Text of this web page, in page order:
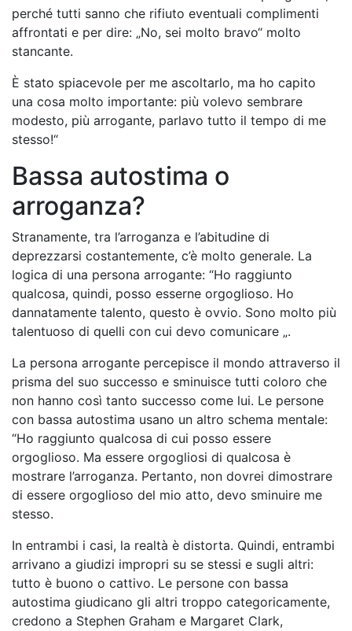
perché tutti sanno che rifiuto eventuali complimenti
affrontati e per dire: „No, sei molto bravo“ molto
stancante.
È stato spiacevole per me ascoltarlo, ma ho capito
una cosa molto importante: più volevo sembrare
modesto, più arrogante, parlavo tutto il tempo di me
stesso!“
Bassa autostima o
arroganza?
Stranamente, tra l’arroganza e l’abitudine di
deprezzarsi costantemente, c’è molto generale. La
logica di una persona arrogante: “Ho raggiunto
qualcosa, quindi, posso esserne orgoglioso. Ho
dannatamente talento, questo è ovvio. Sono molto più
talentuoso di quelli con cui devo comunicare „.
La persona arrogante percepisce il mondo attraverso il
prisma del suo successo e sminuisce tutti coloro che
non hanno così tanto successo come lui. Le persone
con bassa autostima usano un altro schema mentale:
“Ho raggiunto qualcosa di cui posso essere
orgoglioso. Ma essere orgogliosi di qualcosa è
mostrare l’arroganza. Pertanto, non dovrei dimostrare
di essere orgoglioso del mio atto, devo sminuire me
stesso.
In entrambi i casi, la realtà è distorta. Quindi, entrambi
arrivano a giudizi impropri su se stessi e sugli altri:
tutto è buono o cattivo. Le persone con bassa
autostima giudicano gli altri troppo categoricamente,
credono a Stephen Graham e Margaret Clark,